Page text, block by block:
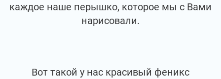
каждое наше перышко, которое мы с Вами
нарисовали.
Вот такой у нас красивый феникс